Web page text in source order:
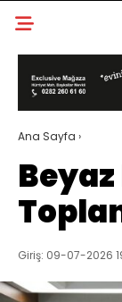
Ana Sayfa ›
Giriş: 09-07-2026